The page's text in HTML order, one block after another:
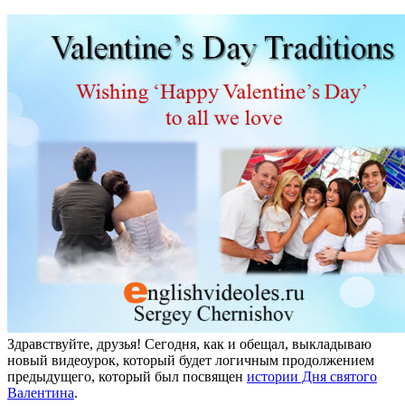
Здравствуйте, друзья! Сегодня, как и обещал, выкладываю
новый видеоурок, который будет логичным продолжением
предыдущего, который был посвящен истории Дня святого
Валентина.